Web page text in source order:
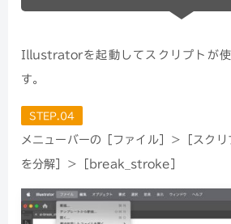
Illustratorを起動してスクリプトが
す。
STEP.04
メニューバーの［ファイル］＞［スク
を分解］＞［break_stroke］